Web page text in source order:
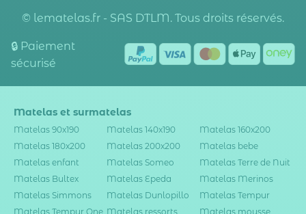
© lematelas.fr - SAS DTLM. Tous droits réservés.
🔒 Paiement
sécurisé
Matelas et surmatelas
Matelas 90x190 Matelas 140x190
Matelas 160x200
Matelas 180x200
Matelas 200x200
Matelas bebe
Matelas enfant
Matelas Someo
Matelas Terre de Nuit
Matelas Bultex
Matelas Epeda
Matelas Merinos
Matelas Simmons
Matelas Dunlopillo
Matelas Tempur
Matelas Tempur One Matelas ressorts Matelas mousse